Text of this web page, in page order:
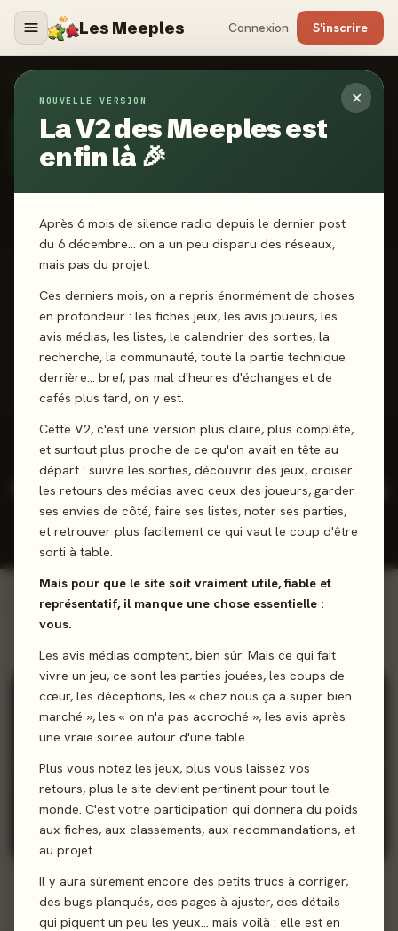
Les Meeples Connexion S'inscrire
✕
NOUVELLE VERSION
La V2 des Meeples est
enfin là 🎉
Après 6 mois de silence radio depuis le dernier post
du 6 décembre… on a un peu disparu des réseaux,
mais pas du projet.
Ces derniers mois, on a repris énormément de choses
en profondeur : les fiches jeux, les avis joueurs, les
avis médias, les listes, le calendrier des sorties, la
recherche, la communauté, toute la partie technique
derrière… bref, pas mal d'heures d'échanges et de
cafés plus tard, on y est.
Cette V2, c'est une version plus claire, plus complète,
et surtout plus proche de ce qu'on avait en tête au
départ : suivre les sorties, découvrir des jeux, croiser
les retours des médias avec ceux des joueurs, garder
ses envies de côté, faire ses listes, noter ses parties,
et retrouver plus facilement ce qui vaut le coup d'être
sorti à table.
Mais pour que le site soit vraiment utile, fiable et
représentatif, il manque une chose essentielle :
vous.
Les avis médias comptent, bien sûr. Mais ce qui fait
vivre un jeu, ce sont les parties jouées, les coups de
cœur, les déceptions, les « chez nous ça a super bien
marché », les « on n'a pas accroché », les avis après
une vraie soirée autour d'une table.
Plus vous notez les jeux, plus vous laissez vos
retours, plus le site devient pertinent pour tout le
monde. C'est votre participation qui donnera du poids
aux fiches, aux classements, aux recommandations, et
au projet.
Il y aura sûrement encore des petits trucs à corriger,
des bugs planqués, des pages à ajuster, des détails
qui piquent un peu les yeux… mais voilà : elle est en
ILLUSTRATEURS
RN
ILLUSTRATEUR· DEPUIS 2025
Rafael Nobre
-
Pas encore noté · 1 jeux notés
1 positifs 0 neutres
JEUX CONÇUS
1
REVIEWS
-
NOTE
MOY.
2025
DERNIÈRE
INCONTOURNABLES
Œuvres majeures
Voir la ludographie →
100%
2025 · EXPERT · 1-4 J
Couronne de Cendres